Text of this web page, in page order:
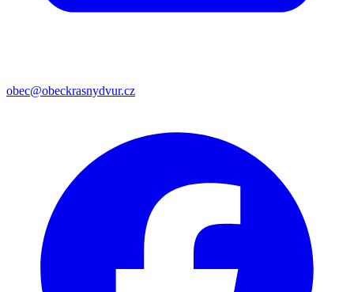
obec@obeckrasnydvur.cz